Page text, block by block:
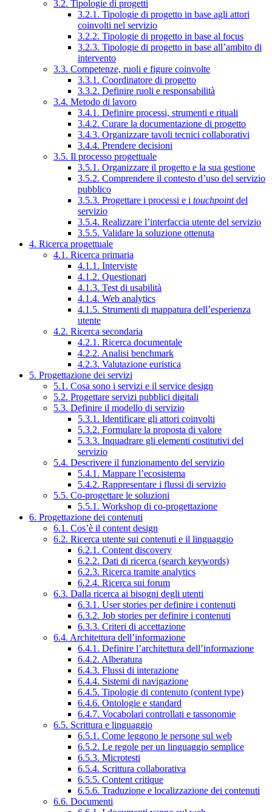
3.2. Tipologie di progetti
3.2.1. Tipologie di progetto in base agli attori
coinvolti nel servizio
3.2.2. Tipologie di progetto in base al focus
3.2.3. Tipologie di progetto in base all’ambito di
intervento
3.3. Competenze, ruoli e figure coinvolte
3.3.1. Coordinatore di progetto
3.3.2. Definire ruoli e responsabilità
3.4. Metodo di lavoro
3.4.1. Definire processi, strumenti e rituali
3.4.2. Curare la documentazione di progetto
3.4.3. Organizzare tavoli tecnici collaborativi
3.4.4. Prendere decisioni
3.5. Il processo progettuale
3.5.1. Organizzare il progetto e la sua gestione
3.5.2. Comprendere il contesto d’uso del servizio
pubblico
3.5.3. Progettare i processi e i touchpointdel
servizio
3.5.4. Realizzare l’interfaccia utente del servizio
3.5.5. Validare la soluzione ottenuta
4. Ricerca progettuale
4.1. Ricerca primaria
4.1.1. Interviste
4.1.2. Questionari
4.1.3. Test di usabilità
4.1.4. Web analytics
4.1.5. Strumenti di mappatura dell’esperienza
utente
4.2. Ricerca secondaria
4.2.1. Ricerca documentale
4.2.2. Analisi benchmark
4.2.3. Valutazione euristica
5. Progettazione dei servizi
5.1. Cosa sono i servizi e il service design
5.2. Progettare servizi pubblici digitali
5.3. Definire il modello di servizio
5.3.1. Identificare gli attori coinvolti
5.3.2. Formulare la proposta di valore
5.3.3. Inquadrare gli elementi costitutivi del
servizio
5.4. Descrivere il funzionamento del servizio
5.4.1. Mappare l’ecosistema
5.4.2. Rappresentare i flussi di servizio
5.5. Co-progettare le soluzioni
5.5.1. Workshop di co-progettazione
6. Progettazione dei contenuti
6.1. Cos’è il content design
6.2. Ricerca utente sui contenuti e il linguaggio
6.2.1. Content discovery
6.2.2. Dati di ricerca (search keywords)
6.2.3. Ricerca tramite analytics
6.2.4. Ricerca sui forum
6.3. Dalla ricerca ai bisogni degli utenti
6.3.1. User stories per definire i contenuti
6.3.2. Job stories per definire i contenuti
6.3.3. Criteri di accettazione
6.4. Architettura dell’informazione
6.4.1. Definire l’architettura dell’informazione
6.4.2. Alberatura
6.4.3. Flussi di interazione
6.4.4. Sistemi di navigazione
6.4.5. Tipologie di contenuto (content type)
6.4.6. Ontologie e standard
6.4.7. Vocabolari controllati e tassonomie
6.5. Scrittura e linguaggio
6.5.1. Come leggono le persone sul web
6.5.2. Le regole per un linguaggio semplice
6.5.3. Microtesti
6.5.4. Scrittura collaborativa
6.5.5. Content critique
6.5.6. Traduzione e localizzazione dei contenuti
6.6. Documenti